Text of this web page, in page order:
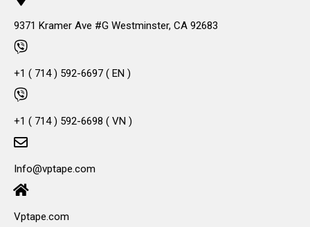
9371 Kramer Ave #G Westminster, CA 92683
+1 ( 714 ) 592-6697 ( EN )
+1 ( 714 ) 592-6698 ( VN )
Info@vptape.com
Vptape.com